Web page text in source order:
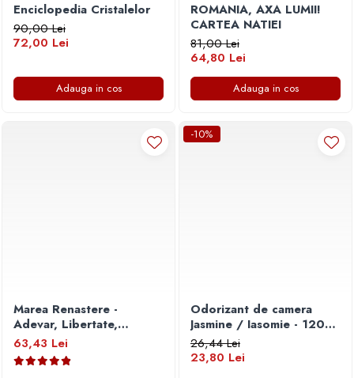
Enciclopedia Cristalelor
90,00 Lei
72,00 Lei
Adauga in cos
ROMANIA, AXA LUMII!
CARTEA NATIEI
81,00 Lei
64,80 Lei
Adauga in cos
Marea Renastere -
Adevar, Libertate,
Suveranitate
63,43 Lei
-10%
Odorizant de camera
Jasmine / Iasomie - 120
ml
26,44 Lei
23,80 Lei